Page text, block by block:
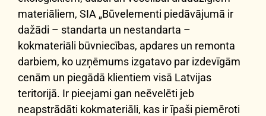
materiāliem, SIA „Būvelementi piedāvājumā ir
dažādi – standarta un nestandarta –
kokmateriāli būvniecības, apdares un remonta
darbiem, ko uzņēmums izgatavo par izdevīgām
cenām un piegādā klientiem visā Latvijas
teritorijā. Ir pieejami gan neēvelēti jeb
neapstrādāti kokmateriāli, kas ir īpaši piemēroti